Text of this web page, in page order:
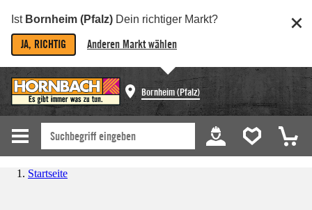
Ist Bornheim (Pfalz) Dein richtiger Markt?
JA, RICHTIG Anderen Markt wählen
Bornheim (Pfalz)
Startseite